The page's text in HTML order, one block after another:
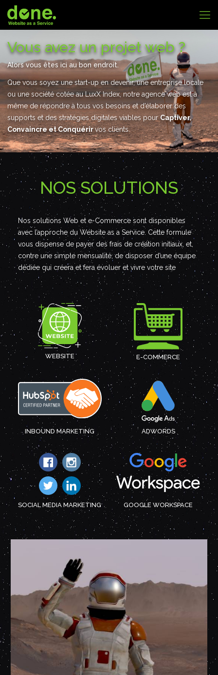
Vous avez un projet web ?
Alors vous êtes ici au bon endroit.
Que vous soyez une start-up en devenir, une entreprise locale
ou une société cotée au LuxX Index, notre agence web est à
même de répondre à tous vos besoins et d’élaborer des
supports et des stratégies digitales viables pourCaptiver,
Convaincre et Conquérirvos clients.
NOS SOLUTIONS
Nos solutions Web et e-Commerce sont disponibles
avec l’approche du Website as a Service. Cette formule
vous dispense de payer des frais de création initiaux, et,
contre une simple mensualité, de disposer d’une équipe
dédiée qui créera et fera évoluer et vivre votre site
WEBSITE E-COMMERCE
INBOUND MARKETING ADWORDS
SOCIAL MEDIA MARKETING GOOGLE WORKSPACE